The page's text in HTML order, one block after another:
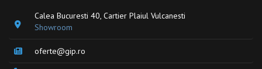
Calea Bucuresti 40, Cartier Plaiul Vulcanesti
Showroom
oferte@gip.ro